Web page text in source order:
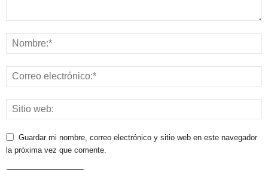
Guardar mi nombre, correo electrónico y sitio web en este navegador
la próxima vez que comente.